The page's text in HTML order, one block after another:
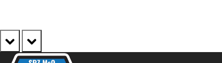
prev next